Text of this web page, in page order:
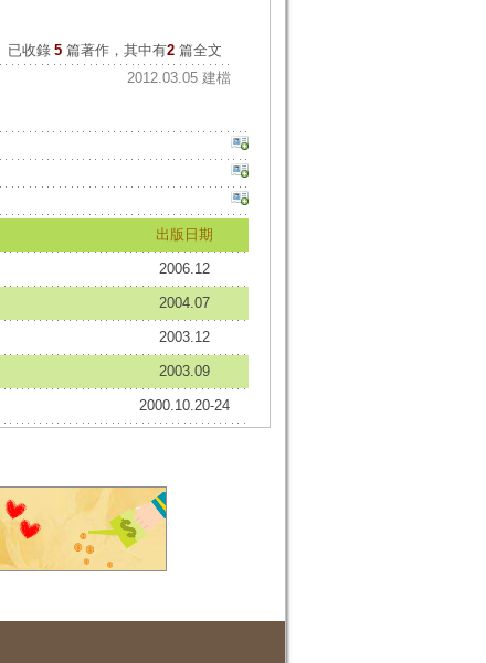
已收錄 5 篇著作，其中有2篇全文
2012.03.05 建檔
出版日期
2006.12
2004.07
2003.12
2003.09
2000.10.20-24